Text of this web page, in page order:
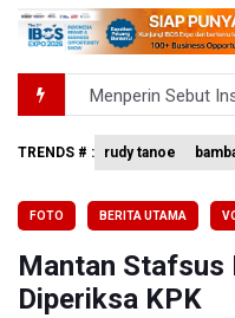
Menperin Sebut
Sri Mulyani
BRIN Sebut
Kuasa Hukum
TRENDS # : rudy tanoe
FOTO BERITA UTAMA
Mantan Stafsus
Diperiksa KPK